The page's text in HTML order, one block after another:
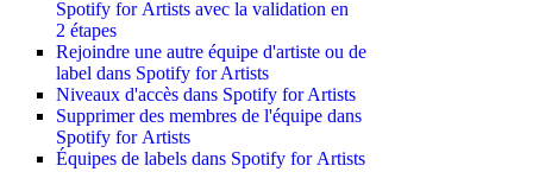
Spotify for Artists avec la validation en
2 étapes
Rejoindre une autre équipe d'artiste ou de
label dans Spotify for Artists
Niveaux d'accès dans Spotify for Artists
Supprimer des membres de l'équipe dans
Spotify for Artists
Équipes de labels dans Spotify for Artists